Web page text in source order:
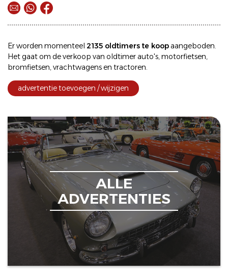
Er worden momenteel 2135 oldtimers te koopaangeboden.
Het gaat om deverkoop van oldtimerauto's,motorfietsen,
bromfietsen,vrachtwagens en tractoren.
advertentie toevoegen / wijzigen
ALLE
ADVERTENTIES